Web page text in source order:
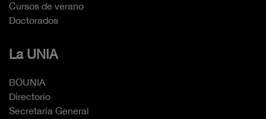
Cursos de verano
Doctorados
La UNIA
BOUNIA
Directorio
Secretaría General